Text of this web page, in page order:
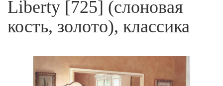
Liberty [725] (слоновая
кость, золото), классика